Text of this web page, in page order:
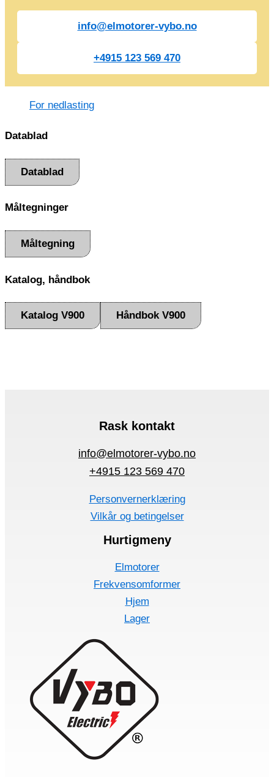
info@elmotorer-vybo.no
+4915 123 569 470
For nedlasting
Datablad
Datablad
Måltegninger
Måltegning
Katalog, håndbok
Katalog V900 Håndbok V900
Rask kontakt
info@elmotorer-vybo.no
+4915 123 569 470
Personvernerklæring
Vilkår og betingelser
Hurtigmeny
Elmotorer
Frekvensomformer
Hjem
Lager